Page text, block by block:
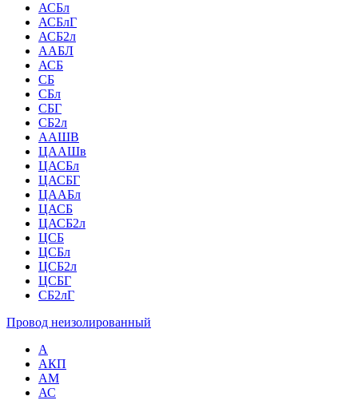
АСБл
АСБлГ
АСБ2л
ААБЛ
АСБ
СБ
СБл
СБГ
СБ2л
ААШВ
ЦААШв
ЦАСБл
ЦАСБГ
ЦААБл
ЦАСБ
ЦАСБ2л
ЦСБ
ЦСБл
ЦСБ2л
ЦСБГ
СБ2лГ
Провод неизолированный
А
АКП
АМ
АС